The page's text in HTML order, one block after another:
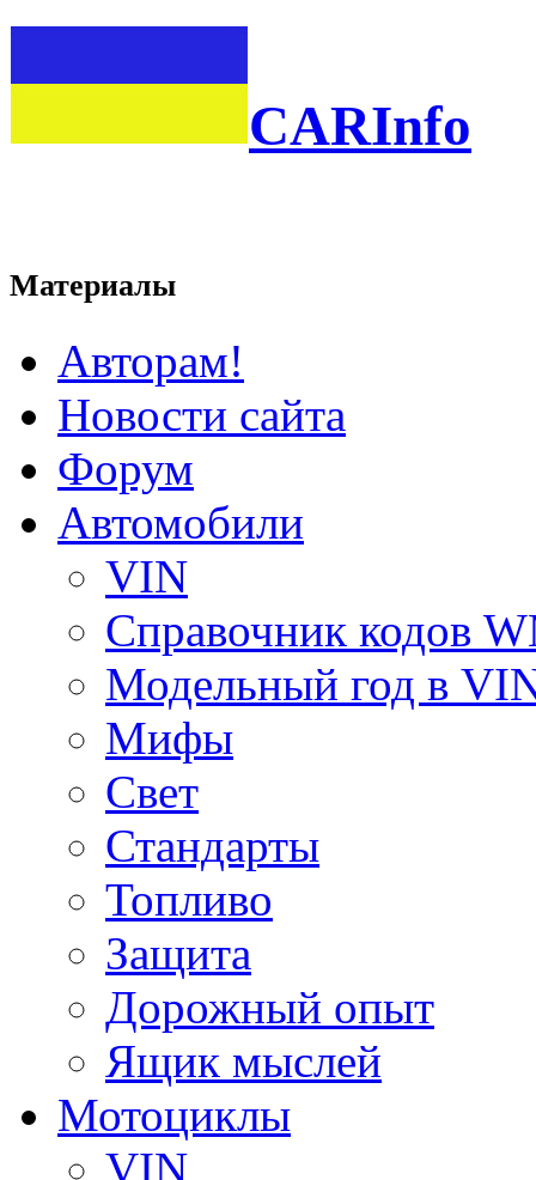
CARInfo
Материалы
Авторам!
Новости сайта
Форум
Автомобили
VIN
Справочник кодов
Модельный год в
Мифы
Свет
Стандарты
Топливо
Защита
Дорожный опыт
Ящик мыслей
Мотоциклы
VIN